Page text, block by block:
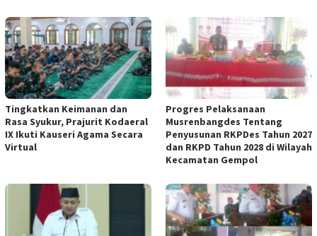
Tingkatkan Keimanan dan
Rasa Syukur, Prajurit Kodaeral
IX Ikuti Kauseri Agama Secara
Virtual
Progres Pelaksanaan
Musrenbangdes Tentang
Penyusunan RKPDes Tahun 2027
dan RKPD Tahun 2028 di Wilayah
Kecamatan Gempol